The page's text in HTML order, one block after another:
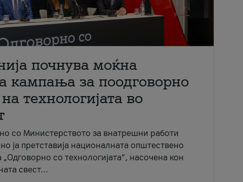
почнува моќна
кампања за поодговорно
технологијата во
со Министерството за внатрешни работи
ја претставија националната општествено
со технологијата“, насочена кон
свест...